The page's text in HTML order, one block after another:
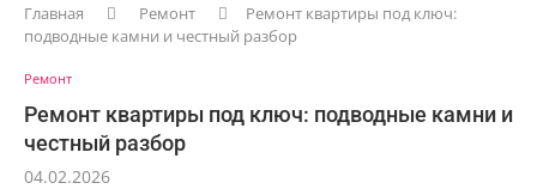
Главная Ремонт
Ремонт квартиры под ключ:
подводные камни и честный разбор
Ремонт
Ремонт квартиры под ключ: подводные камни и
честный разбор
04.02.2026